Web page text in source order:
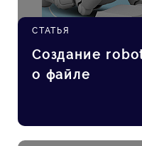
СТАТЬЯ
Cоздание
о файле